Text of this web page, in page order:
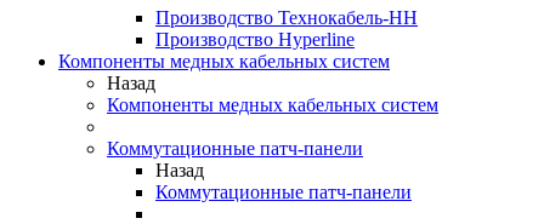
Производство Технокабель-НН
Производство Hyperline
Компоненты медных кабельных систем
Назад
Компоненты медных кабельных систем
Коммутационные патч-панели
Назад
Коммутационные патч-панели